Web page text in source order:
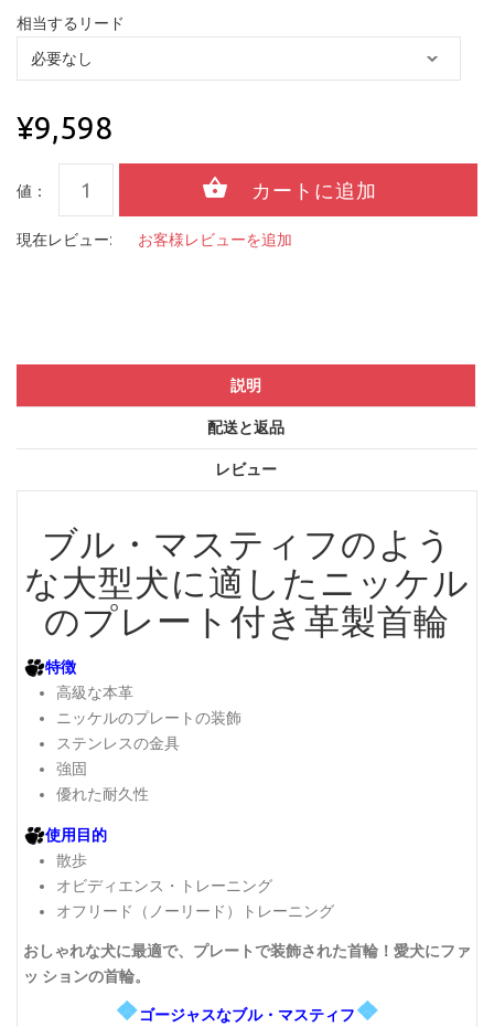
相当するリード
¥9,598
値：
現在レビュー: お客様レビューを追加
説明
配送と返品
レビュー
ブル・マスティフのよう
な大型犬に適したニッケル
のプレート付き革製首輪
特徴
高級な本革
ニッケルのプレートの装飾
ステンレスの金具
強固
優れた耐久性
使用目的
散歩
オビディエンス・トレーニング
オフリード（ノーリード）トレーニング
おしゃれな犬に最適で、プレートで装飾された首輪！愛犬にファ
ッ ションの首輪。
❖ゴージャスなブル・マスティフ❖